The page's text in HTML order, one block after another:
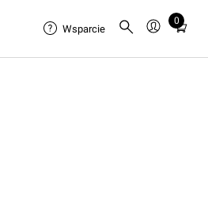
Wsparcie
0
Total
in